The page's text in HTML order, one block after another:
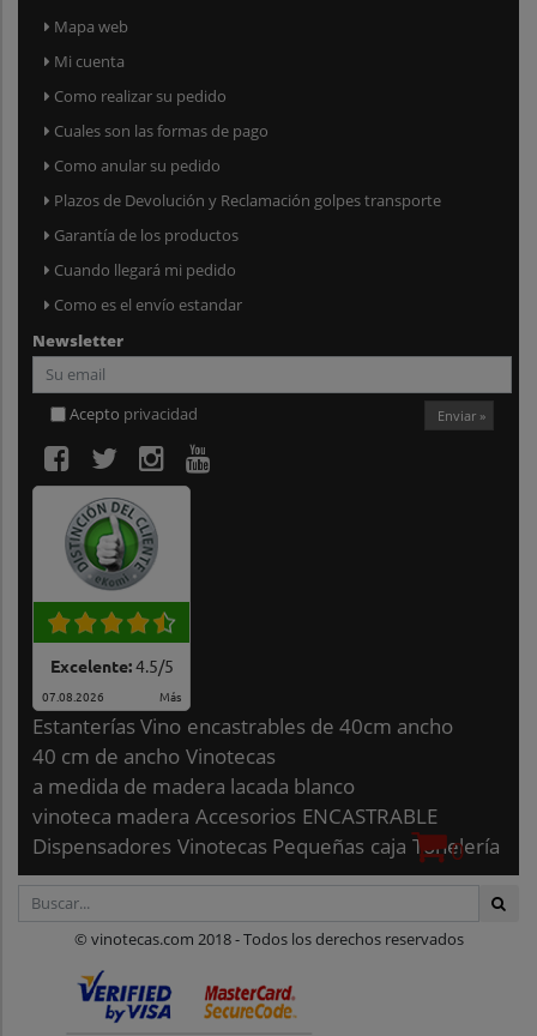
Mapa web
Mi cuenta
Como realizar su pedido
Cuales son las formas de pago
Como anular su pedido
Plazos de Devolución y Reclamación golpes transporte
Garantía de los productos
Cuando llegará mi pedido
Como es el envío estandar
Newsletter
Acepto privacidad Enviar »
Excelente:4.5/5
07.08.2026 Más
Estanterías Vino encastrables de 40cm ancho
40 cm de ancho Vinotecas
a medida de madera lacada blanco
vinoteca madera Accesorios ENCASTRABLE
Dispensadores Vinotecas Pequeñas caja Tonelería
0
© vinotecas.com 2018 - Todos los derechos reservados